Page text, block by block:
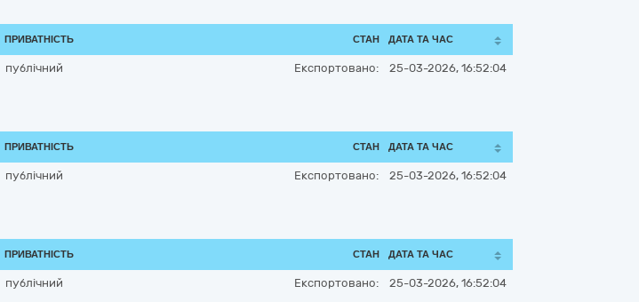
ПРИВАТНІСТЬ СТАН ДАТА ТА ЧАС
публічний Експортовано: 25-03-2026, 16:52:04
ПРИВАТНІСТЬ СТАН ДАТА ТА ЧАС
публічний Експортовано: 25-03-2026, 16:52:04
ПРИВАТНІСТЬ СТАН ДАТА ТА ЧАС
публічний Експортовано: 25-03-2026, 16:52:04